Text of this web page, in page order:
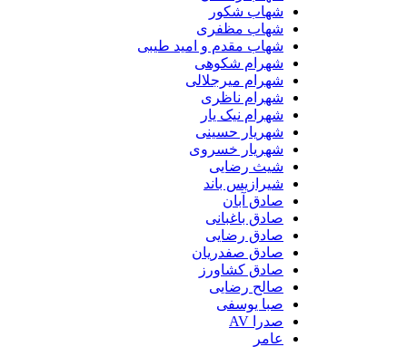
شهاب شکور
شهاب مظفری
شهاب مقدم و امید طیبی
شهرام شکوهی
شهرام میرجلالی
شهرام ناظری
شهرام نیک یار
شهریار حسینی
شهریار خسروی
شیث رضایی
شیرازیس باند
صادق آبان
صادق باغبانی
صادق رضایی
صادق صفدریان
صادق کشاورز
صالح رضایی
صبا یوسفی